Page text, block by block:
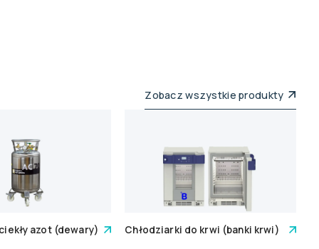
Zobacz wszystkie produkty
azot (dewary) Chłodziarki do krwi (banki krwi)